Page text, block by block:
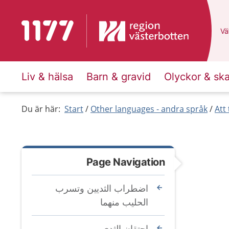
To start page for 1177
Liv & hälsa Barn & gravid Olyckor &
Du är här: Start Other languages - andra språk Att
Page Navigation
اضطراب الثديين وتسرب
الحليب منهما